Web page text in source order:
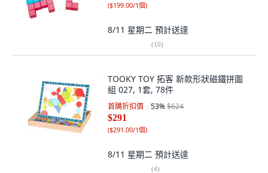
($199.00/1個)
8/11 星期二 預計送達
(10)
TOOKY TOY 拓客 新款形狀磁鐵拼圖
組 027, 1套, 78件
首購折扣價 53%$624
$291
($291.00/1個)
8/11 星期二 預計送達
(4)